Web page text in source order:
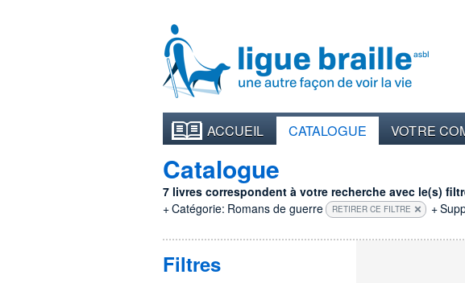
ACCUEIL CATALOGUE VOTRE
Catalogue
7 livres correspondent à votre recherche avec le(s)
+Catégorie: Romans de guerre RETIRER CE FILTRE +
Filtres